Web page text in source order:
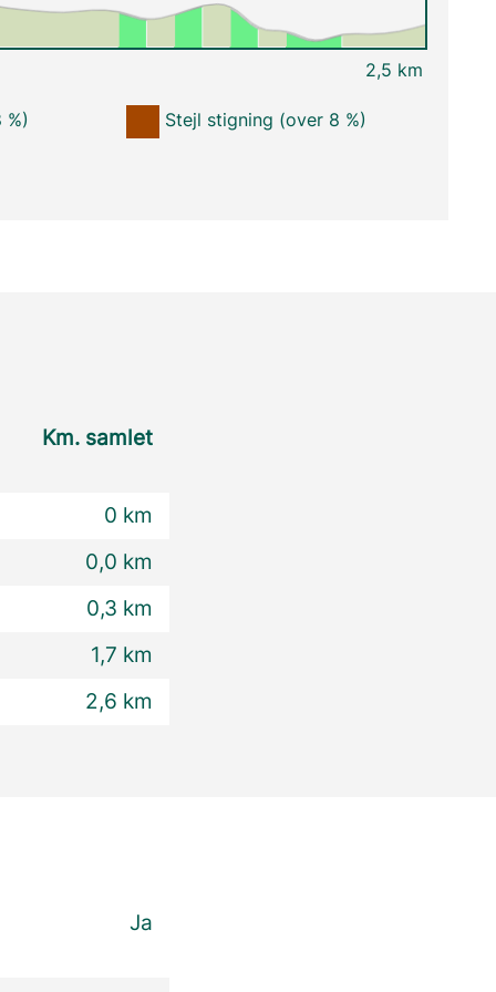
2,5 km
Stejl stigning (over 8 %)
Km. samlet
0 km
0,0 km
0,3 km
1,7 km
2,6 km
Ja